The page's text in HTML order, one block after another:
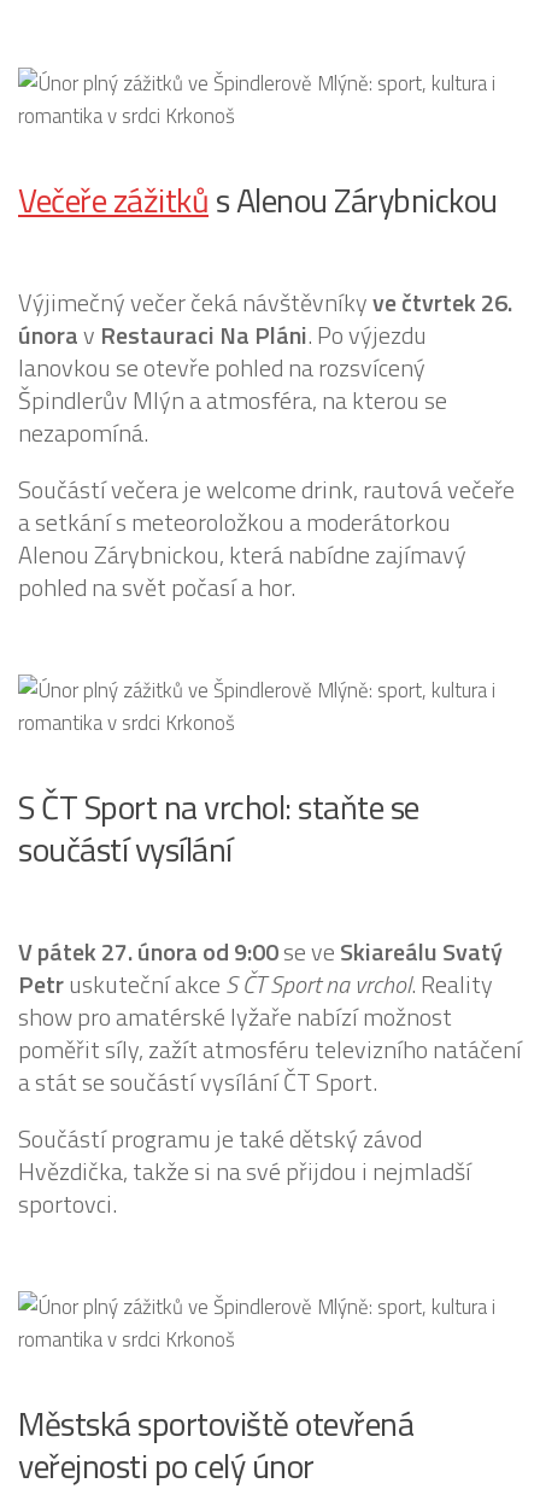
Večeře zážitkůs Alenou Zárybnickou
Výjimečný večer čeká návštěvníkyve čtvrtek 26.
únorav Restauraci Na Pláni. Po výjezdu
lanovkou se otevře pohled na rozsvícený
Špindlerův Mlýn a atmosféra, na kterou se
nezapomíná.
Součástí večera je welcome drink, rautová večeře
a setkání s meteoroložkou a moderátorkou
Alenou Zárybnickou, která nabídne zajímavý
pohled na svět počasí a hor.
S ČT Sport na vrchol: staňte se
součástí vysílání
V pátek 27. února od 9:00se veSkiareálu Svatý
Petruskuteční akceS ČT Sport na vrchol. Reality
show pro amatérské lyžaře nabízí možnost
poměřit síly, zažít atmosféru televizního natáčení
a stát se součástí vysílání ČT Sport.
Součástí programu je také dětský závod
Hvězdička, takže si na své přijdou i nejmladší
sportovci.
Městská sportoviště otevřená
veřejnosti po celý únor